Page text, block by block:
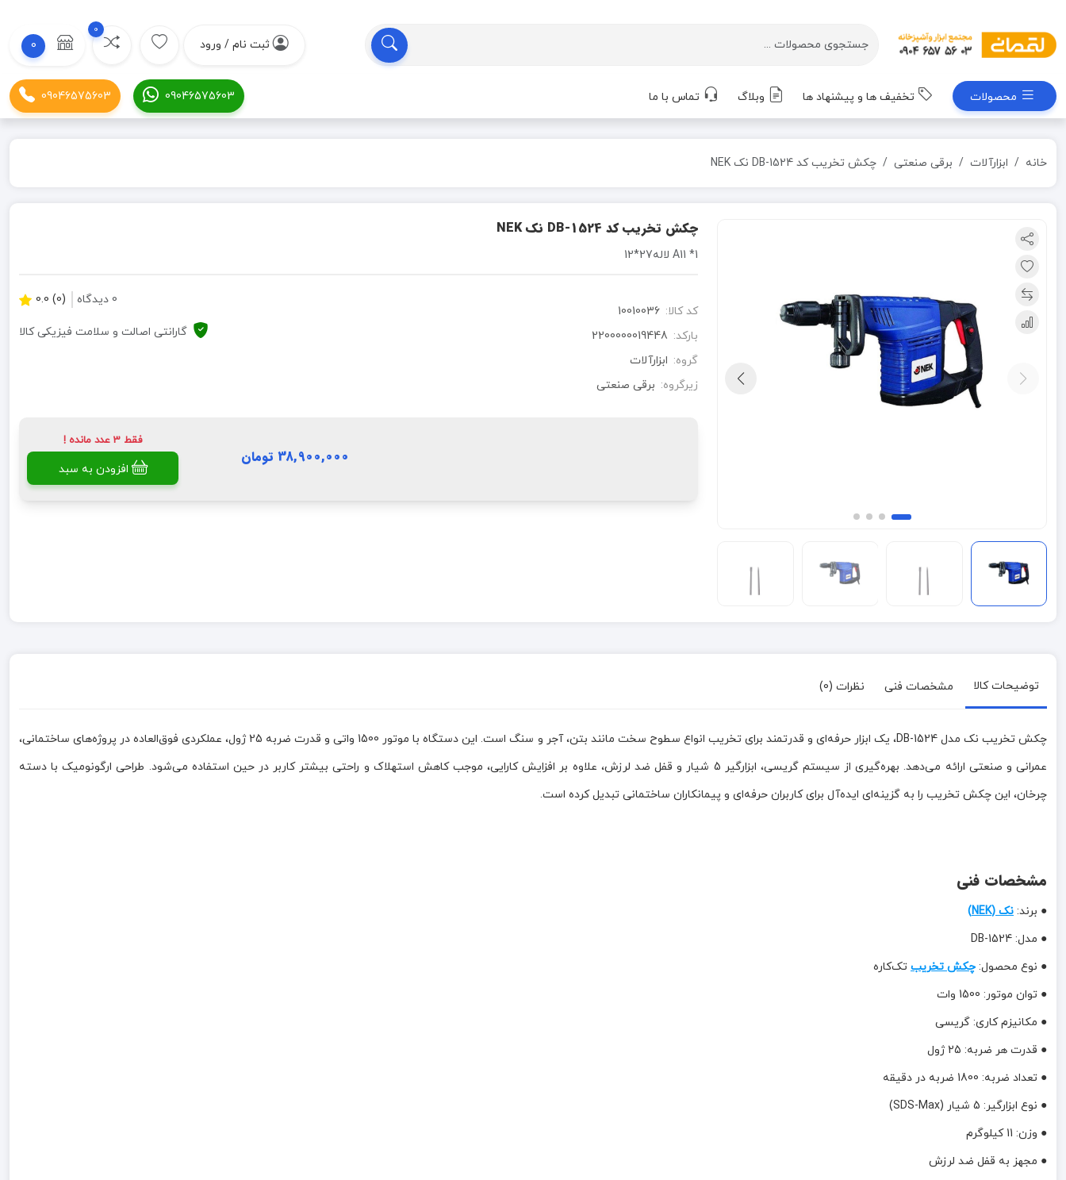
ثبت نام / ورود
0
0
محصولات تخفیف ها و پیشنهاد ها وبلاگ تماس با ما 09046575603
09046575603
خانه ابزارآلات برقی صنعتی چکش تخریب کد 1524-DB نک NEK
چکش تخریب کد 1524-DB نک NEK
1* A11 لاله27*12
کد کالا: 10010036
بارکد: 2200000019448
گروه: ابزارآلات
زیرگروه: برقی صنعتی
0 دیدگاه (0) 0.0
گارانتی اصالت و سلامت فیزیکی کالا
38,900,000 تومان
فقط 3 عدد مانده !
افزودن به سبد
توضیحات کالا مشخصات فنی نظرات (0)
چکش تخریب نک مدل 1524-DB، یک ابزار حرفه‌ای و قدرتمند برای تخریب انواع سطوح سخت مانند بتن، آجر و سنگ است. این دستگاه با موتور 1500 واتی و قدرت ضربه 25 ژول، عملکردی فوق‌العاده در پروژه‌های ساختمانی،
عمرانی و صنعتی ارائه می‌دهد. بهره‌گیری از سیستم گریسی، ابزارگیر 5 شیار و قفل ضد لرزش، علاوه بر افزایش کارایی، موجب کاهش استهلاک و راحتی بیشتر کاربر در حین استفاده می‌شود. طراحی ارگونومیک با دسته
چرخان، این چکش تخریب را به گزینه‌ای ایده‌آل برای کاربران حرفه‌ای و پیمانکاران ساختمانی تبدیل کرده است.
مشخصات فنی
● برند: نک (NEK)
● مدل: 1524-DB
● نوع محصول: چکش تخریب تک‌کاره
● توان موتور: 1500 وات
● مکانیزم کاری: گریسی
● قدرت هر ضربه: 25 ژول
● تعداد ضربه: 1800 ضربه در دقیقه
● نوع ابزارگیر: 5 شیار (SDS-Max)
● وزن: 11 کیلوگرم
● مجهز به قفل ضد لرزش